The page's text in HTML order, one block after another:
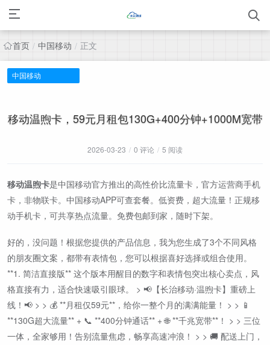
首页 / 中国移动 / 正文
中国移动
移动温煦卡，59元月租包130G+400分钟+1000M宽带
2026-03-23 / 0 评论 / 5 阅读
移动温煦卡是中国移动官方推出的高性价比流量卡，官方运营商手机
卡，非物联卡。中国移动APP可查套餐。低资费，超大流量！正规移
动手机卡，可共享热点流量。免费包邮到家，随时下架。
好的，没问题！根据您提供的产品信息，我为您生成了3个不同风格
的朋友圈文案，都带有表情包，您可以根据喜好选择或组合使用。
**1. 简洁直接版** 这个版本用醒目的数字和表情包突出核心卖点，风
格直接有力，适合快速吸引眼球。 > 📢【长治移动·温煦卡】重磅上
线！📢 > > 💰 **月租仅59元**，给你一整个月的满满能量！ > > 📱
**130G超大流量** + 📞 **400分钟通话** + 🌐 **千兆宽带**！ > > 三位
一体，全家够用！告别流量焦虑，畅享高速冲浪！ > > 🚚 配送上门，